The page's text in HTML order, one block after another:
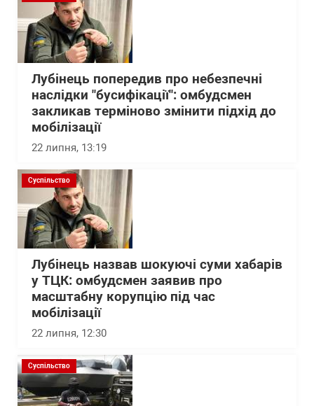
Лубінець попередив про небезпечні
наслідки "бусифікації": омбудсмен
закликав терміново змінити підхід до
мобілізації
22 липня, 13:19
Суспільство
Лубінець назвав шокуючі суми хабарів
у ТЦК: омбудсмен заявив про
масштабну корупцію під час
мобілізації
22 липня, 12:30
Суспільство